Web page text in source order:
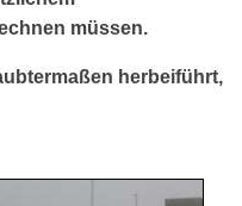
müssen.
herbeiführt,